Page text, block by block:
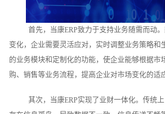
首先，当康ERP致力于支持业务随需而动
变化，企业需要灵活应对，实时调整业务策略和
的业务模块和定制化的功能，使企业能够根据市
购、销售等业务流程，提高企业对市场变化的适
其次，当康ERP实现了业财一体化。传统